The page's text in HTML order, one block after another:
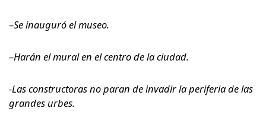
–Se inauguró el museo.
–Harán el mural en el centro de la ciudad.
-Las constructoras no paran de invadir la periferia de las
grandes urbes.